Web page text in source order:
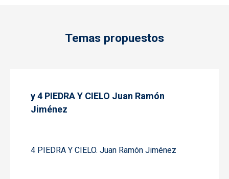
Temas propuestos
y 4 PIEDRA Y CIELO Juan Ramón
Jiménez
4 PIEDRA Y CIELO. Juan Ramón Jiménez